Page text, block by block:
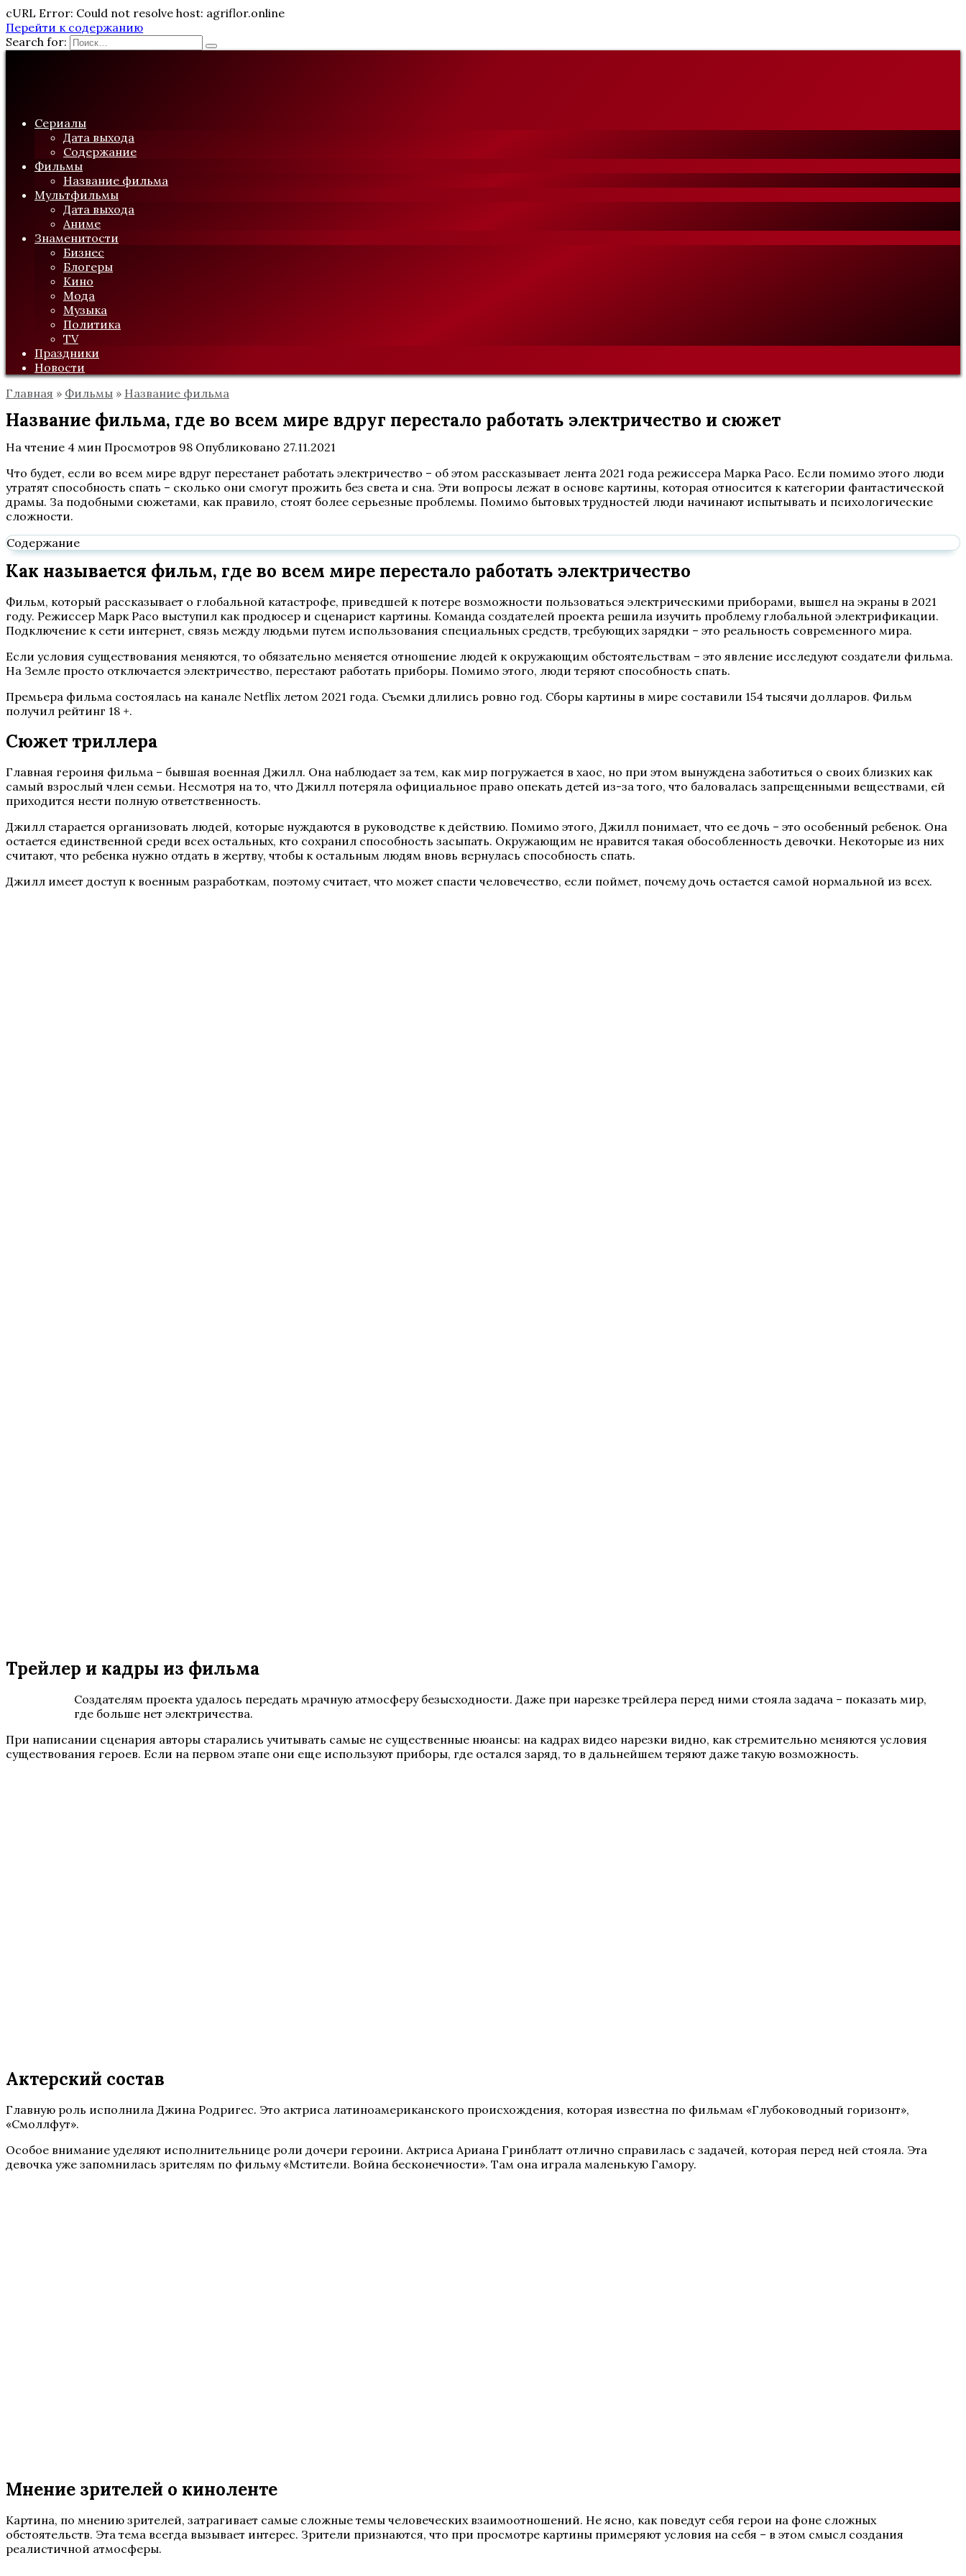
cURL Error: Could not resolve host: agriflor.online
Перейти к содержанию
Search for:
Сериалы
Дата выхода
Содержание
Фильмы
Название фильма
Мультфильмы
Дата выхода
Аниме
Знаменитости
Бизнес
Блогеры
Кино
Мода
Музыка
Политика
TV
Праздники
Новости
Главная » Фильмы » Название фильма
Название фильма, где во всем мире вдруг перестало работать электричество и сюжет
На чтение 4 мин Просмотров 98 Опубликовано 27.11.2021
Что будет, если во всем мире вдруг перестанет работать электричество – об этом рассказывает лента 2021 года режиссера Марка Расо. Если помимо этого люди
утратят способность спать – сколько они смогут прожить без света и сна. Эти вопросы лежат в основе картины, которая относится к категории фантастической
драмы. За подобными сюжетами, как правило, стоят более серьезные проблемы. Помимо бытовых трудностей люди начинают испытывать и психологические
сложности.
Содержание
Как называется фильм, где во всем мире перестало работать электричество
Фильм, который рассказывает о глобальной катастрофе, приведшей к потере возможности пользоваться электрическими приборами, вышел на экраны в 2021
году. Режиссер Марк Расо выступил как продюсер и сценарист картины. Команда создателей проекта решила изучить проблему глобальной электрификации.
Подключение к сети интернет, связь между людьми путем использования специальных средств, требующих зарядки – это реальность современного мира.
Если условия существования меняются, то обязательно меняется отношение людей к окружающим обстоятельствам – это явление исследуют создатели фильма.
На Земле просто отключается электричество, перестают работать приборы. Помимо этого, люди теряют способность спать.
Премьера фильма состоялась на канале Netflix летом 2021 года. Съемки длились ровно год. Сборы картины в мире составили 154 тысячи долларов. Фильм
получил рейтинг 18 +.
Сюжет триллера
Главная героиня фильма – бывшая военная Джилл. Она наблюдает за тем, как мир погружается в хаос, но при этом вынуждена заботиться о своих близких как
самый взрослый член семьи. Несмотря на то, что Джилл потеряла официальное право опекать детей из-за того, что баловалась запрещенными веществами, ей
приходится нести полную ответственность.
Джилл старается организовать людей, которые нуждаются в руководстве к действию. Помимо этого, Джилл понимает, что ее дочь – это особенный ребенок. Она
остается единственной среди всех остальных, кто сохранил способность засыпать. Окружающим не нравится такая обособленность девочки. Некоторые из них
считают, что ребенка нужно отдать в жертву, чтобы к остальным людям вновь вернулась способность спать.
Джилл имеет доступ к военным разработкам, поэтому считает, что может спасти человечество, если поймет, почему дочь остается самой нормальной из всех.
Трейлер и кадры из фильма
Создателям проекта удалось передать мрачную атмосферу безысходности. Даже при нарезке трейлера перед ними стояла задача – показать мир,
где больше нет электричества.
При написании сценария авторы старались учитывать самые не существенные нюансы: на кадрах видео нарезки видно, как стремительно меняются условия
существования героев. Если на первом этапе они еще используют приборы, где остался заряд, то в дальнейшем теряют даже такую возможность.
Актерский состав
Главную роль исполнила Джина Родригес. Это актриса латиноамериканского происхождения, которая известна по фильмам «Глубоководный горизонт»,
«Смоллфут».
Особое внимание уделяют исполнительнице роли дочери героини. Актриса Ариана Гринблатт отлично справилась с задачей, которая перед ней стояла. Эта
девочка уже запомнилась зрителям по фильму «Мстители. Война бесконечности». Там она играла маленькую Гамору.
Мнение зрителей о киноленте
Картина, по мнению зрителей, затрагивает самые сложные темы человеческих взаимоотношений. Не ясно, как поведут себя герои на фоне сложных
обстоятельств. Эта тема всегда вызывает интерес. Зрители признаются, что при просмотре картины примеряют условия на себя – в этом смысл создания
реалистичной атмосферы.